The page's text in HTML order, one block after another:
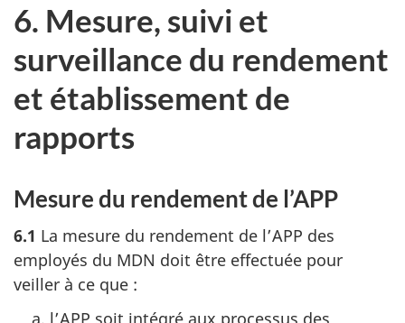
6. Mesure, suivi et
surveillance du rendement
et établissement de
rapports
Mesure du rendement de l’APP
6.1 La mesure du rendement de l’APP des
employés du MDN doit être effectuée pour
veiller à ce que :
l’APP soit intégré aux processus des